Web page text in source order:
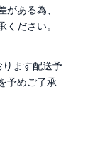
ある為、
ください。
ます配送予
予めご了承